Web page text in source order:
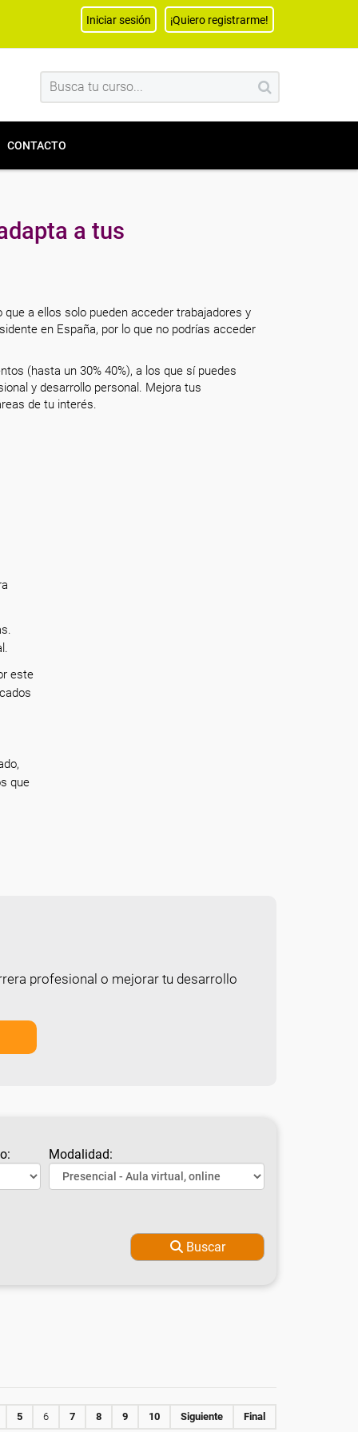
Iniciar sesión ¡Quiero registrarme!
CONTACTO
a tus
a ellos solo pueden acceder trabajadores y
en España, por lo que no podrías acceder
(hasta un 30% 40%), a los que sí puedes
y desarrollo personal. Mejora tus
de tu interés.
este
que
profesional o mejorar tu desarrollo
Modalidad:
Buscar
5 6 7 8 9 10 Siguiente Final